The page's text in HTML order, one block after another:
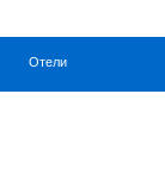
Отели